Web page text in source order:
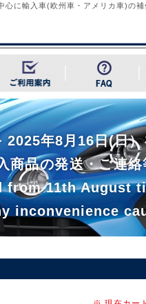
に輸入車(欧州車・アメリカ車)の
年8月16日(日
商品の発送・ご連
from 11th August
inconvenience